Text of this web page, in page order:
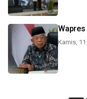
Kamis,